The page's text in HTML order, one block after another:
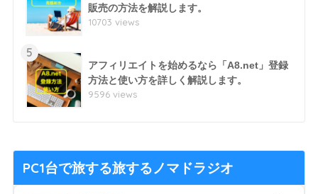
販売の方法を解説します。
10703 views
5
アフィリエイトを始めるなら「A8.net」登録
方法と使い方を詳しく解説します。
9596 views
PC1台で旅する旅するノマドラジオ